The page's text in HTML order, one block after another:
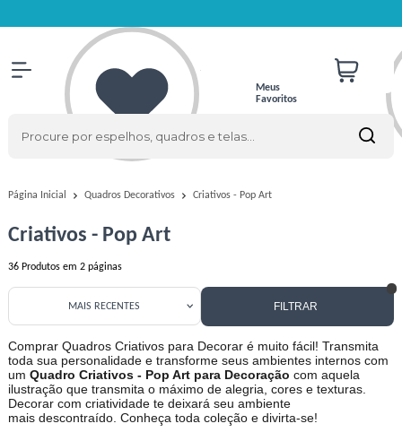
Meus
Favoritos
Página Inicial Quadros Decorativos Criativos - Pop Art
Criativos - Pop Art
36 Produtos em 2 páginas
FILTRAR
MAIS RECENTES
Comprar Quadros Criativos para Decorar é muito fácil! Transmita
toda sua personalidade e transforme seus ambientes internos com
um Quadro Criativos - Pop Art para Decoração com aquela
ilustração que transmita o máximo de alegria, cores e texturas.
Decorar com criatividade te deixará seu ambiente
mais descontraído. Conheça toda coleção e divirta-se!